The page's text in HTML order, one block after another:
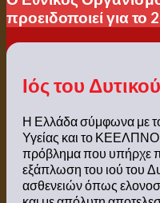
προειδοποιεί για το
Ιός του
Η Ελλάδα σύμφωνα με
Υγείας και το ΚΕΕΛΠΝΟ
πρόβλημα που υπήρχε
εξάπλωση του ιού του
ασθενειών όπως